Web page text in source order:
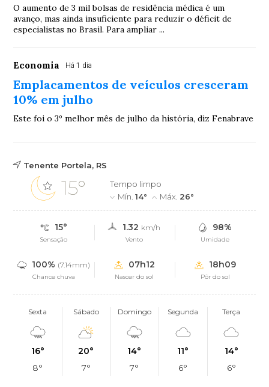
O aumento de 3 mil bolsas de residência médica é um
avanço, mas ainda insuficiente para reduzir o déficit de
especialistas no Brasil. Para ampliar ...
Economia Há 1 dia
Emplacamentos de veículos cresceram
10% em julho
Este foi o 3º melhor mês de julho da história, diz Fenabrave
Tenente Portela, RS
15°
Tempo limpo
Mín.14° Máx. 26°
15°
Sensação
1.32 km/h
Vento
98%
Umidade
100% (7.14mm)
Chance chuva
07h12
Nascer do sol
18h09
Pôr do sol
Sexta
16°
8°
Sábado
20°
7°
Domingo
14°
7°
Segunda
11°
6°
Terça
14°
6°